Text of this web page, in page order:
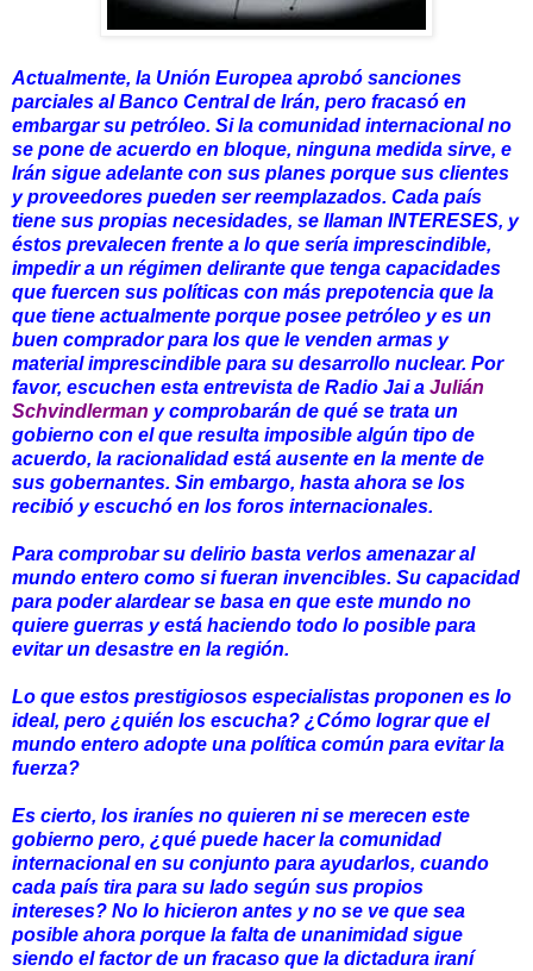
Actualmente, la Unión Europea aprobó sanciones
parciales al Banco Central de Irán, pero fracasó en
embargar su petróleo. Si la comunidad internacional no
se pone de acuerdo en bloque, ninguna medida sirve, e
Irán sigue adelante con sus planes porque sus clientes
y proveedores pueden ser reemplazados. Cada país
tiene sus propias necesidades, se llaman INTERESES, y
éstos prevalecen frente a lo que sería imprescindible,
impedir a un régimen delirante que tenga capacidades
que fuercen sus políticas con más prepotencia que la
que tiene actualmente porque posee petróleo y es un
buen comprador para los que le venden armas y
material imprescindible para su desarrollo nuclear. Por
favor, escuchen esta entrevista de Radio Jai a Julián
Schvindlerman y comprobarán de qué se trata un
gobierno con el que resulta imposible algún tipo de
acuerdo, la racionalidad está ausente en la mente de
sus gobernantes. Sin embargo, hasta ahora se los
recibió y escuchó en los foros internacionales.
Para comprobar su delirio basta verlos amenazar al
mundo entero como si fueran invencibles. Su capacidad
para poder alardear se basa en que este mundo no
quiere guerras y está haciendo todo lo posible para
evitar un desastre en la región.
Lo que estos prestigiosos especialistas proponen es lo
ideal, pero ¿quién los escucha? ¿Cómo lograr que el
mundo entero adopte una política común para evitar la
fuerza?
Es cierto, los iraníes no quieren ni se merecen este
gobierno pero, ¿qué puede hacer la comunidad
internacional en su conjunto para ayudarlos, cuando
cada país tira para su lado según sus propios
intereses? No lo hicieron antes y no se ve que sea
posible ahora porque la falta de unanimidad sigue
siendo el factor de un fracaso que la dictadura iraní